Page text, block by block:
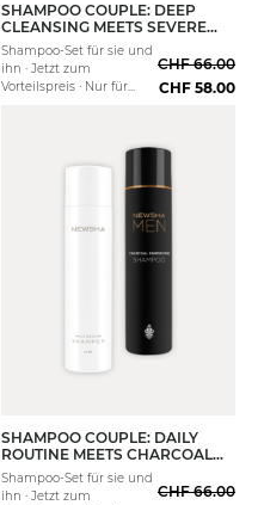
1000 ml
SHAMPOO COUPLE: DEEP
CLEANSING MEETS SEVERE
THICKENING
Shampoo-Set für sie und
ihn · Jetzt zum
Vorteilspreis · Nur für
CHF 66.00
CHF 58.00
SHAMPOO COUPLE: DAILY
ROUTINE MEETS CHARCOAL
ENERGIZING
Shampoo-Set für sie und
ihn · Jetzt zum
CHF 66.00